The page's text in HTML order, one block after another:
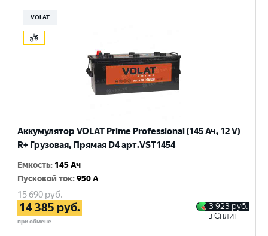
VOLAT
Аккумулятор VOLAT Prime Professional (145 Ач, 12 V)
R+ Грузовая, Прямая D4 арт.VST1454
Емкость: 145 Ач
Пусковой ток:950 A
15 690руб.
14 385 руб.
при обмене
3 923 руб.
в Сплит